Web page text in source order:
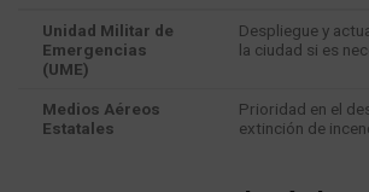
Unidad Militar de
Emergencias
(UME)
Despliegue y
la ciudad si es
Medios Aéreos
Estatales
Prioridad en el
extinción de